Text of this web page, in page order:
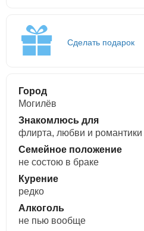
Сделать подарок
Город
Могилёв
Знакомлюсь для
флирта, любви и романтики
Семейное положение
не состою в браке
Курение
редко
Алкоголь
не пью вообще